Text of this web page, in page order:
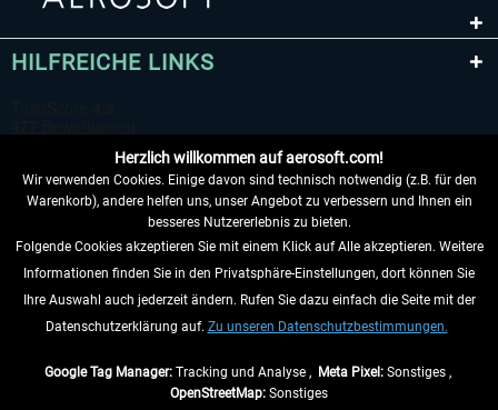
HILFREICHE LINKS
VERTRAG WIDERRUFEN
INFORMATIONEN
Herzlich willkommen auf aerosoft.com!
Wir verwenden Cookies. Einige davon sind technisch notwendig (z.B. für den
Warenkorb), andere helfen uns, unser Angebot zu verbessern und Ihnen ein
besseres Nutzererlebnis zu bieten.
Folgende Cookies akzeptieren Sie mit einem Klick auf Alle akzeptieren. Weitere
Informationen finden Sie in den Privatsphäre-Einstellungen, dort können Sie
Ihre Auswahl auch jederzeit ändern. Rufen Sie dazu einfach die Seite mit der
Datenschutzerklärung auf. Zu unseren Datenschutzbestimmungen.
Google Tag Manager:Tracking und Analyse , Meta Pixel:Sonstiges ,
OpenStreetMap: Sonstiges